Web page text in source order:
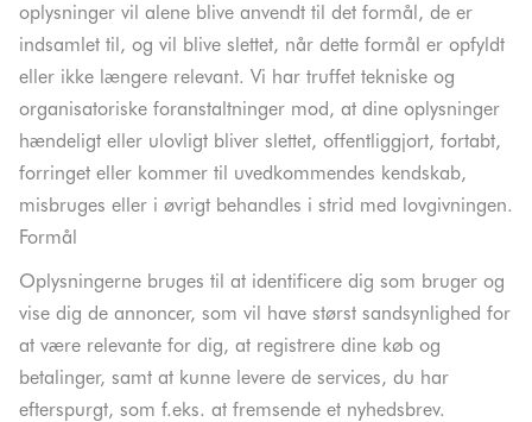
oplysninger vil alene blive anvendt til det formål, de er
indsamlet til, og vil blive slettet, når dette formål er opfyldt
eller ikke længere relevant. Vi har truffet tekniske og
organisatoriske foranstaltninger mod, at dine oplysninger
hændeligt eller ulovligt bliver slettet, offentliggjort, fortabt,
forringet eller kommer til uvedkommendes kendskab,
misbruges eller i øvrigt behandles i strid med lovgivningen.
Formål
Oplysningerne bruges til at identificere dig som bruger og
vise dig de annoncer, som vil have størst sandsynlighed for
at være relevante for dig, at registrere dine køb og
betalinger, samt at kunne levere de services, du har
efterspurgt, som f.eks. at fremsende et nyhedsbrev.